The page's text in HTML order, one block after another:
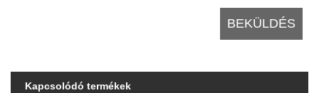
Kapcsolódó termékek